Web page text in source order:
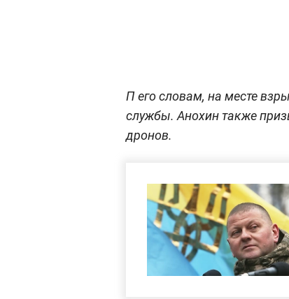
П его словам, на месте
службы. Анохин также
дронов.